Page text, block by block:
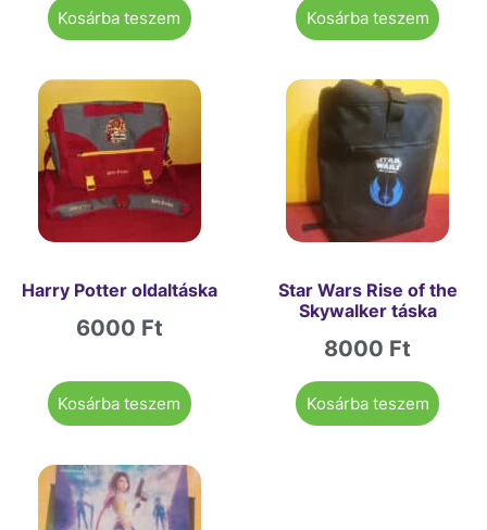
Kosárba teszem Kosárba teszem
Harry Potter oldaltáska
6000 Ft
Kosárba teszem
Star Wars Rise of the
Skywalker táska
8000 Ft
Kosárba teszem